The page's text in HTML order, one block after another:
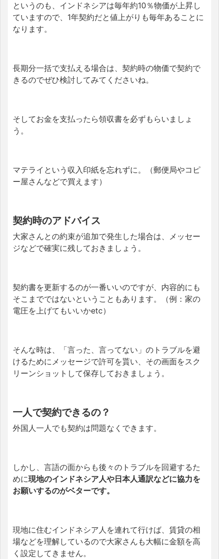
というのも、インドネシアは毎年約10％物価が上昇し
ていますので、1年契約だと値上がりも毎年あることに
なります。
長期分一括で支払える場合は、契約時の物価で契約で
きるのでぜひ検討してみてくださいね。
そしてお金を支払ったら領収書を必ずもらいましょ
う。
マテライという収入印紙を忘れずに。（郵便局やコピ
ー屋さんなどで買えます）
契約時のアドバイス
大家さんとの約束が追加で発生した場合は、メッセー
ジなどで確実に残しておきましょう。
契約書を更新するのが一番いいのですが、内容的にも
そこまでではないということもあります。（例：家の
電圧を上げてもいいかetc）
そんな時は、「言った、言ってない」のトラブルを避
けるためにメッセージで許可を貰い、その画面をスク
リーンショットして保存しておきましょう。
一人で契約できるの？
外国人一人でも契約は問題なくできます。
しかし、言語の面からも後々のトラブルを回避するた
めに現地のインドネシア人や日本人通訳などに協力を
お願いするのがベターです。
現地に住むインドネシア人を連れて行けば、賃貸の相
場などを理解しているので大家さんも大幅に金額を高
く設定してきません。